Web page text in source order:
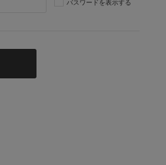
パスワードを表示する